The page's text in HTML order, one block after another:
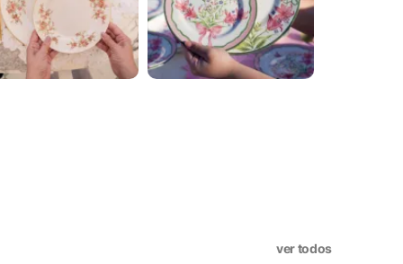
ver todos
os cookies que são
funcionamento das